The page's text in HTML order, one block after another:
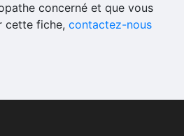
concerné et que vous
cette fiche, contactez-nous